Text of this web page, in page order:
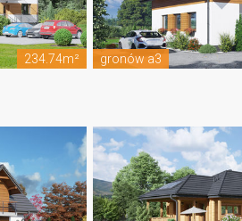
234.74m² gronów a3